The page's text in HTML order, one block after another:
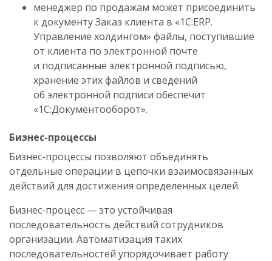
менеджер по продажам может присоединить
к документу Заказ клиента в «1С:ERP.
Управление холдингом» файлы, поступившие
от клиента по электронной почте
и подписанные электронной подписью,
хранение этих файлов и сведений
об электронной подписи обеспечит
«1С:Документооборот».
Бизнес-процессы
Бизнес-процессы позволяют объединять
отдельные операции в цепочки взаимосвязанных
действий для достижения определенных целей.
Бизнес-процесс — это устойчивая
последовательность действий сотрудников
организации. Автоматизация таких
последовательностей упорядочивает работу